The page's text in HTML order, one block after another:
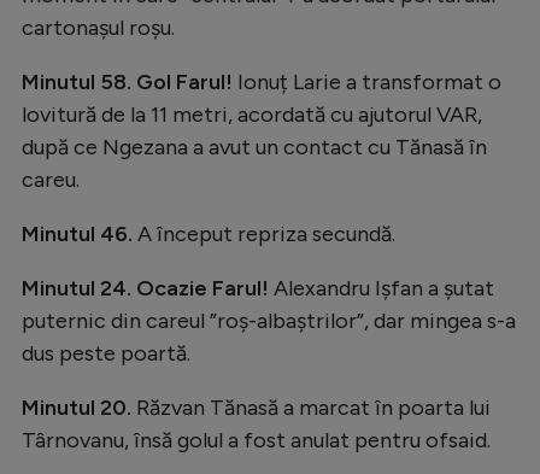
cartonașul roșu.
Minutul 58. Gol Farul! Ionuț Larie a transformat o
lovitură de la 11 metri, acordată cu ajutorul VAR,
după ce Ngezana a avut un contact cu Tănasă în
careu.
Minutul 46. A început repriza secundă.
Minutul 24. Ocazie Farul! Alexandru Ișfan a șutat
puternic din careul ”roș-albaștrilor”, dar mingea s-a
dus peste poartă.
Minutul 20. Răzvan Tănasă a marcat în poarta lui
Târnovanu, însă golul a fost anulat pentru ofsaid.